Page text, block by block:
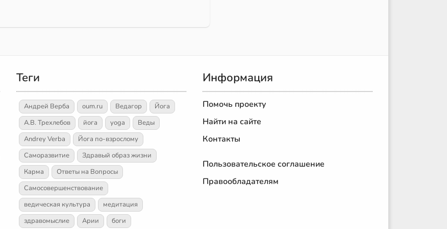
Теги
Андрей Верба oum.ru Ведагор
Йога
А.В. Трехлебов
йога yoga
Веды
Andrey Verba
Йога по-взрослому
Саморазвитие
Здравый образ жизни
Карма
Ответы на Вопросы
Самосовершенствование
ведическая культура
медитация
здравомыслие
Арии боги
Информация
Помочь проекту
Найти на сайте
Контакты
Пользовательское соглашение
Правообладателям